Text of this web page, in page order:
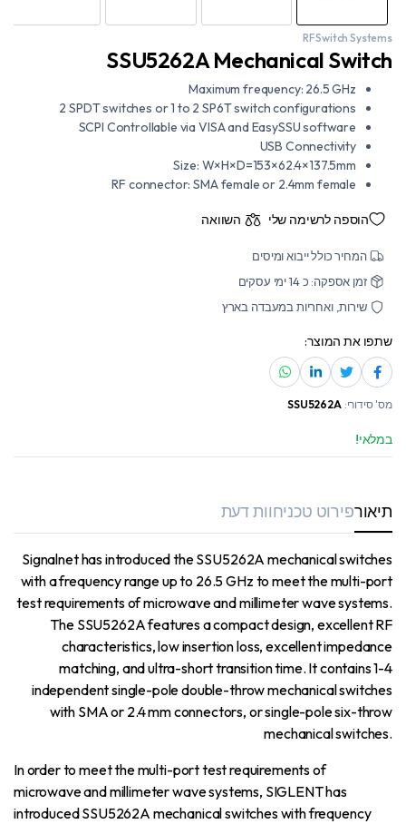
RF Switch Systems
SSU5262A Mechanical Switch
Maximum frequency: 26.5 GHz
2 SPDT switches or 1 to 2 SP6T switch configurations
SCPI Controllable via VISA and EasySSU software
USB Connectivity
Size: W×H×D=153×62.4×137.5mm
RF connector: SMA female or 2.4mm female
הוספה לרשימה שלי השוואה
המחיר כולל ייבוא ומיסים
זמן אספקה: כ 14 ימי עסקים
שירות, ואחריות במעבדה בארץ
שתפו את המוצר:
מס' סידורי: SSU5262A
במלאי!
תיאורפירוט טכניחוות דעת
Signalnet has introduced the SSU5262A mechanical switches
with a frequency range up to 26.5 GHz to meet the multi-port
test requirements of microwave and millimeter wave systems.
The SSU5262A features a compact design, excellent RF
characteristics, low insertion loss, excellent impedance
matching, and ultra-short transition time. It contains 1-4
independent single-pole double-throw mechanical switches
with SMA or 2.4 mm connectors, or single-pole six-throw
mechanical switches.
In order to meet the multi-port test requirements of
microwave and millimeter wave systems, SIGLENT has
introduced SSU5262A mechanical switches with frequency